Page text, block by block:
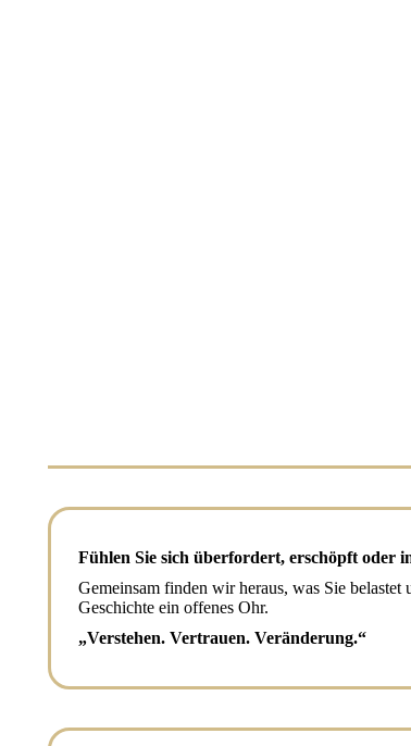
Fühlen Sie sich überfordert, erschöpft oder
Gemeinsam finden wir heraus, was Sie
Geschichte ein offenes Ohr.
„Verstehen. Vertrauen. Veränderung.“